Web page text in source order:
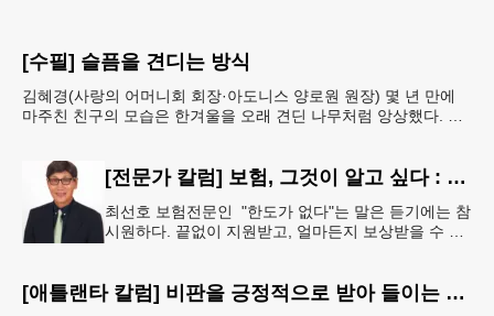
[수필] 슬픔을 견디는 방식
김혜경(사랑의 어머니회 회장·아도니스 양로원 원장) 몇 년 만에
마주친 친구의 모습은 한겨울을 오래 견딘 나무처럼 앙상했다. 핏
[전문가 칼럼] 보험, 그것이 알고 싶다 : 주택보험, 보상 한도액은 얼마나 가입해야 할까?
최선호 보험전문인 "한도가 없다"는 말은 듣기에는 참
시원하다. 끝없이 지원받고, 얼마든지 보상받을 수 있
[애틀랜타 칼럼] 비판을 긍정적으로 받아 들이는 마음